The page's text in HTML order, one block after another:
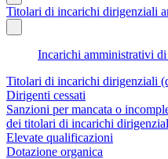
Titolari di incarichi dirigenziali
Incarichi amministrativi
Titolari di incarichi dirigenziali
Dirigenti cessati
Sanzioni per mancata o
dei titolari di incarichi
Elevate qualificazioni
Dotazione organica